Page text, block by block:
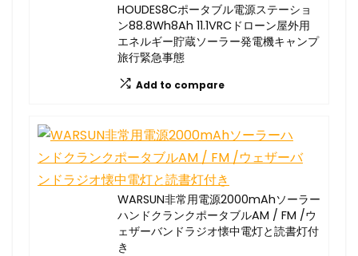
HOUDES8Cポータブル電源ステーショ
ン88.8Wh8Ah 11.1VRCドローン屋外用
エネルギー貯蔵ソーラー発電機キャンプ
旅行緊急事態
Add to compare
WARSUN非常用電源2000mAhソーラー
ハンドクランクポータブルAM / FM /ウ
ェザーバンドラジオ懐中電灯と読書灯付
き